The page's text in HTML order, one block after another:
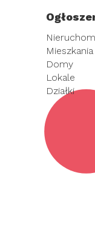
Mieszkania
Domy
Lokale
Działki